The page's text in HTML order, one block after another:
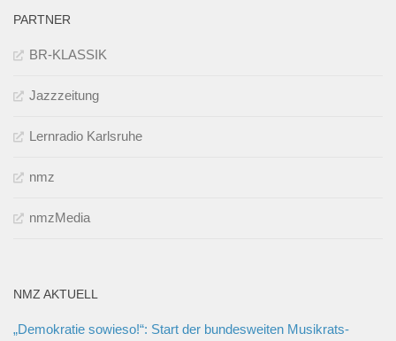
PARTNER
BR-KLASSIK
Jazzzeitung
Lernradio Karlsruhe
nmz
nmzMedia
NMZ AKTUELL
„Demokratie sowieso!“: Start der bundesweiten Musikrats-